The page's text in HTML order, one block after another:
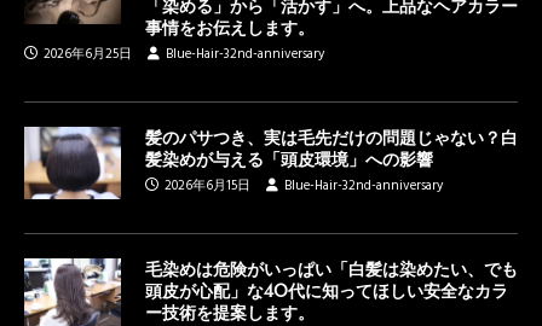
「染める」から「活かす」へ。上品なヘアカラー
事情をお伝えします。
2026年6月25日
Blue-Hair-32nd-anniversary
髪のパサつき、実は毛先だけの問題じゃない？白
髪染めが与える「頭皮環境」への影響
2026年6月15日
Blue-Hair-32nd-anniversary
毛染めは危険がいっぱい「白髪は染めたい、でも
頭皮が心配」な40代に知ってほしい安全なカラ
ー技術を提案します。